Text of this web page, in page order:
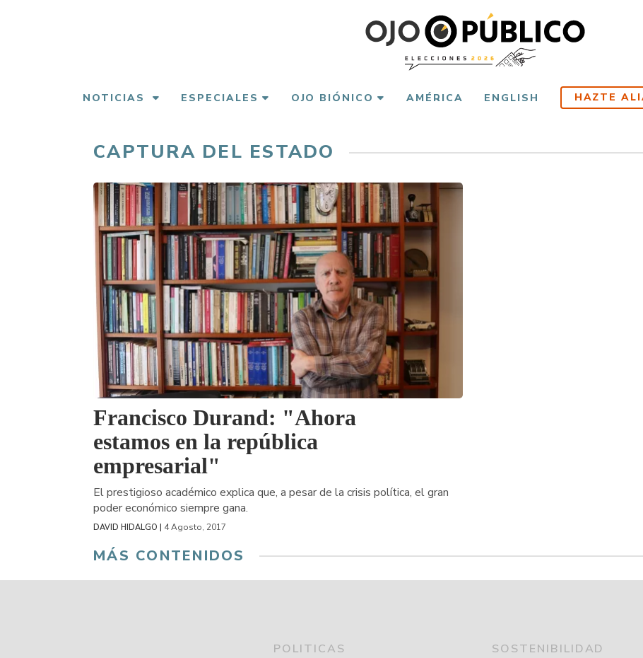
NOTICIAS ESPECIALES OJO BIÓNICO AMÉRICA ENGLISH HAZTE
CAPTURA DEL ESTADO
Francisco Durand: "Ahora
estamos en la república
empresarial"
El prestigioso académico explica que, a pesar de la crisis política, el gran
poder económico siempre gana.
DAVID HIDALGO | 4 Agosto, 2017
MÁS CONTENIDOS
POLITICAS SOSTENIBILIDAD